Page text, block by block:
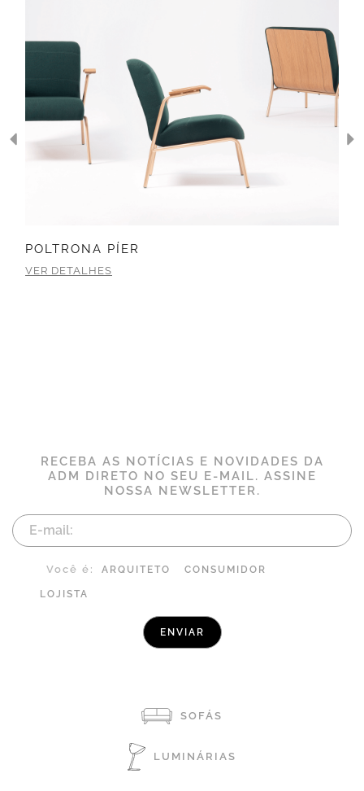
POLTRONA PÍER
VER DETALHES
RECEBA AS NOTÍCIAS E NOVIDADES DA
ADM DIRETO NO SEU E-MAIL. ASSINE
NOSSA NEWSLETTER.
Você é: ARQUITETO CONSUMIDOR
LOJISTA
SOFÁS
LUMINÁRIAS